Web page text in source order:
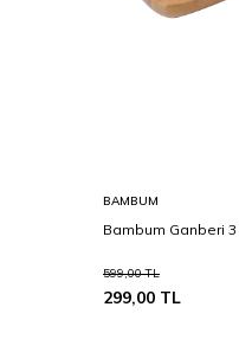
BAMBUM
Bambum Ganberi
599,00TL
299,00 TL